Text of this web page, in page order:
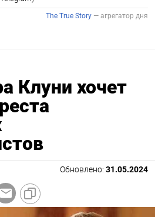
Клуни хочет
Обновлено: 31.05.2024